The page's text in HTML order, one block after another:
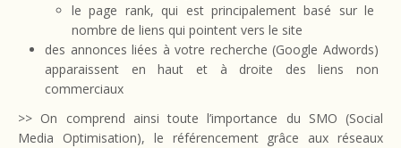
le page rank, qui est principalement basé sur le
nombre de liens qui pointent vers le site
des annonces liées à votre recherche (Google Adwords)
apparaissent en haut et à droite des liens non
commerciaux
>> On comprend ainsi toute l’importance du SMO (Social
Media Optimisation), le référencement grâce aux réseaux